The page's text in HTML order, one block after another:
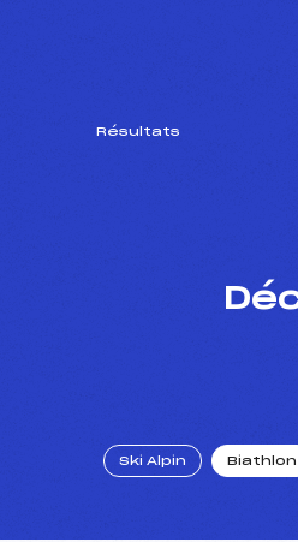
Résultats
Ski Alpin Biathlon